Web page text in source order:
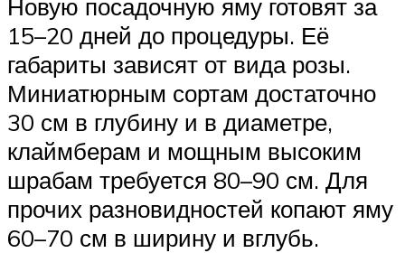
Новую посадочную яму готовят за
15–20 дней до процедуры. Её
габариты зависят от вида розы.
Миниатюрным сортам достаточно
30 см в глубину и в диаметре,
клаймберам и мощным высоким
шрабам требуется 80–90 см. Для
прочих разновидностей копают яму
60–70 см в ширину и вглубь.